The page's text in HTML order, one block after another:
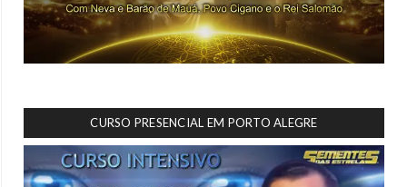
CURSO PRESENCIAL EM PORTO ALEGRE